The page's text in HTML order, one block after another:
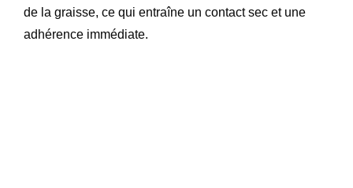
de la graisse, ce qui entraîne un contact sec et une
adhérence immédiate.